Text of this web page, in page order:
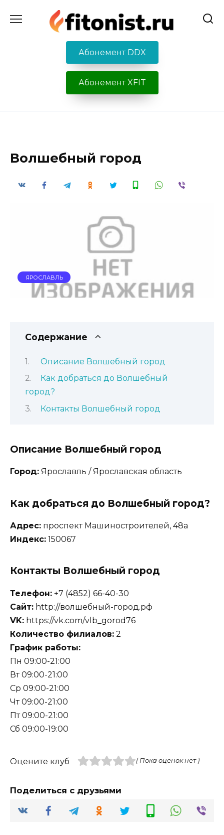
содержанию
Абонемент DDX
Абонемент XFIT
Волшебный город
ЯРОСЛАВЛЬ
Содержание
Описание Волшебный город
Как добраться до Волшебный
город?
Контакты Волшебный город
Описание Волшебный город
Город: Ярославль / Ярославская область
Как добраться до Волшебный город?
Адрес: проспект Машиностроителей, 48а
Индекс: 150067
Контакты Волшебный город
Телефон: +7 (4852) 66-40-30
Сайт: http://волшебный-город.рф
VK: https://vk.com/vlb_gorod76
Количество филиалов: 2
График работы:
Пн 09:00-21:00
Вт 09:00-21:00
Ср 09:00-21:00
Чт 09:00-21:00
Пт 09:00-21:00
Сб 09:00-19:00
Оцените клуб ( Пока оценок нет )
Поделиться с друзьями